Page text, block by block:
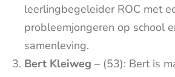
leerlingbegeleider ROC met
probleemjongeren op school
samenleving.
Bert Kleiweg – (53): Bert is